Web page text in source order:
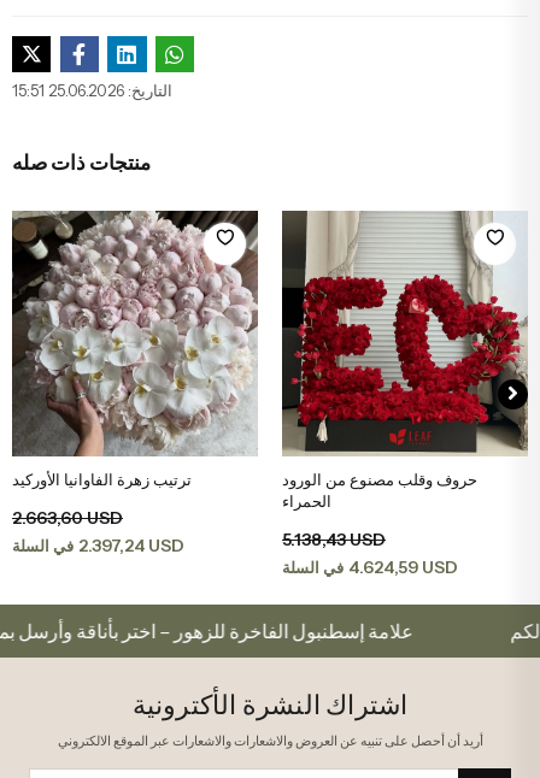
التاريخ: 25.06.2026 15:51
منتجات ذات صله
اضف الى سلة التسوق
ترتيب زهرة الفاوانيا الأوركيد
2.663,60 USD
في السلة 2.397,24 USD
اضف الى سلة التسوق
حروف وقلب مصنوع من الورود
الحمراء
5.138,43 USD
في السلة 4.624,59 USD
علامة إسطنبول الفاخرة للزهور – اختر خصيصًا لكم
اشتراك النشرة الأكترونية
أريد أن أحصل على تنبيه عن العروض والاشعارات والاشعارات عبر الموقع الالكتروني